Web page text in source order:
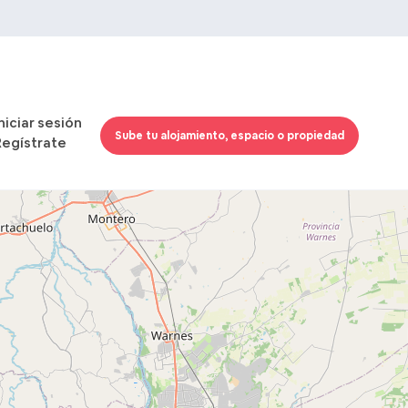
sesión
Sube tu alojamiento, espacio o propiedad
Cargando mapas